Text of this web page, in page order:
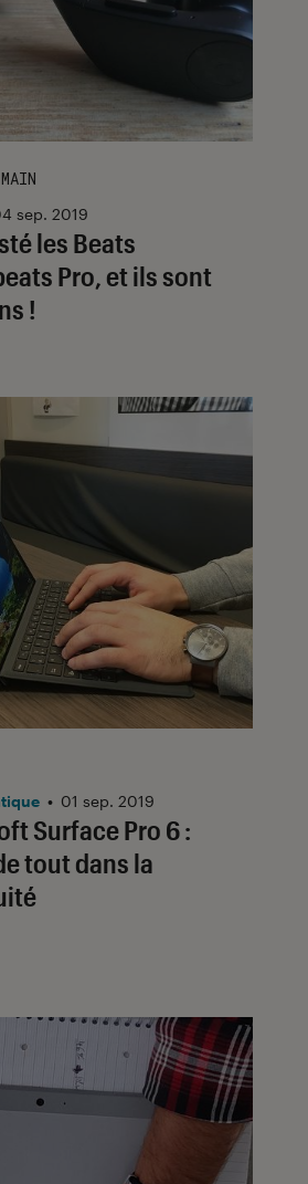
les Beats
Pro, et ils sont
!
sep. 2019
Surface Pro 6 :
tout dans la
• 01 sep. 2019